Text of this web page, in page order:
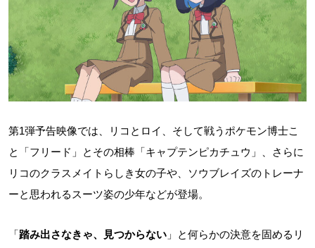
第1弾予告映像では、リコとロイ、そして戦うポケモン博士こ
と「フリード」とその相棒「キャプテンピカチュウ」、さらに
リコのクラスメイトらしき女の子や、ソウブレイズのトレーナ
ーと思われるスーツ姿の少年などが登場。
「踏み出さなきゃ、見つからない 」と何らかの決意を固めるリ